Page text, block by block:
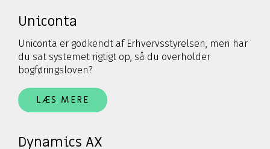
Uniconta
Uniconta er godkendt af Erhvervsstyrelsen, men har
du sat systemet rigtigt op, så du overholder
bogføringsloven?
LÆS MERE
Dynamics AX